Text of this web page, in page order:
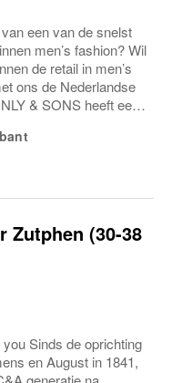
een van de snelst
men’s fashion? Wil
de retail in men’s
ons de Nederlandse
& SONS heeft een
Zutphen (30-38
Sinds de oprichting
en August in 1841,